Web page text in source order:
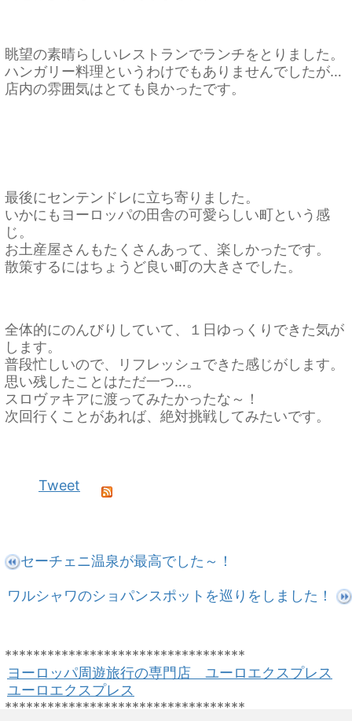
眺望の素晴らしいレストランでランチをとりました。
ハンガリー料理というわけでもありませんでしたが…
店内の雰囲気はとても良かったです。
最後にセンテンドレに立ち寄りました。
いかにもヨーロッパの田舎の可愛らしい町という感
じ。
お土産屋さんもたくさんあって、楽しかったです。
散策するにはちょうど良い町の大きさでした。
全体的にのんびりしていて、１日ゆっくりできた気が
します。
普段忙しいので、リフレッシュできた感じがします。
思い残したことはただ一つ…。
スロヴァキアに渡ってみたかったな～！
次回行くことがあれば、絶対挑戦してみたいです。
Tweet
セーチェニ温泉が最高でした～！
ワルシャワのショパンスポットを巡りをしました！
**********************************
ヨーロッパ周遊旅行の専門店 ユーロエクスプレス
ユーロエクスプレス
**********************************